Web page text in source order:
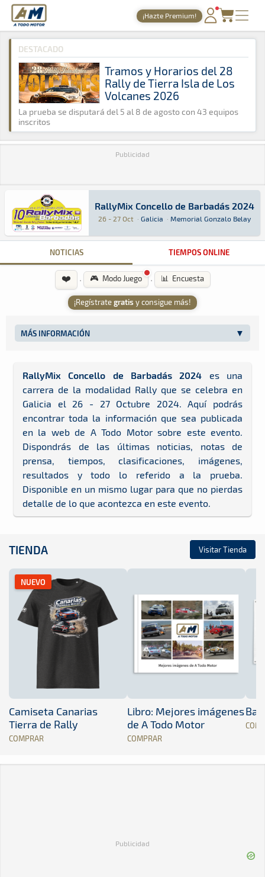
A Todo Motor · Revista del motor desde 1999
¡Hazte Premium!
PORTADA
TIEMPOS ONLINE
NOTICIAS
AGENDA
GALERÍAS
A Todo Motor » Agenda » 2024 » Octubre
DESTACADO
Tramos y Horarios del 28
Rally de Tierra Isla de Los
Volcanes 2026
La prueba se disputará del 5 al 8 de agosto con 43 equipos
inscritos
Publicidad
RallyMix Concello de Barbadás 2024
RallyMix Concello de Barbadás 2024
26 - 27 Oct · Galicia · Memorial Gonzalo Belay
Rally · RallyMix Concello de Barbadás
GaliciaGalicia
NOTICIAS TIEMPOS ONLINE
❤️ · 🎮 Modo Juego · 📊 Encuesta
¡Regístrategratis y consigue más!
MÁS INFORMACIÓN
RallyMix Concello de Barbadás 2024 es una
carrera de la modalidad Rally que se celebra en
Galicia el 26 - 27 Octubre 2024. Aquí podrás
encontrar toda la información que sea publicada
en la web de A Todo Motor sobre este evento.
Dispondrás de las últimas noticias, notas de
prensa, tiempos, clasificaciones, imágenes,
resultados y todo lo referido a la prueba.
Disponible en un mismo lugar para que no pierdas
detalle de lo que acontezca en este evento.
TIENDA Visitar Tienda
NUEVO
Camiseta Canarias
Tierra de Rally
COMPRAR
Libro: Mejores imágenes
de A Todo Motor
COMPRAR
Publicidad